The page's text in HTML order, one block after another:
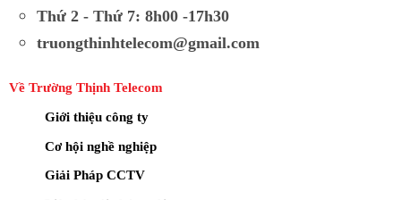
Thứ 2 - Thứ 7: 8h00 -17h30
truongthinhtelecom@gmail.com
Về Trường Thịnh Telecom
Giới thiệu công ty
Cơ hội nghề nghiệp
Giải Pháp CCTV